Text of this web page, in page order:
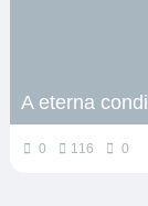
A eterna
0 116 0